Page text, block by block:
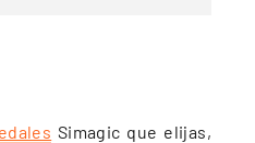
Simagic que elijas,